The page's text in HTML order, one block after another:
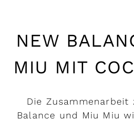
NEW
MIU MIT
Die Zusammenarbeit
Balance und Miu Miu